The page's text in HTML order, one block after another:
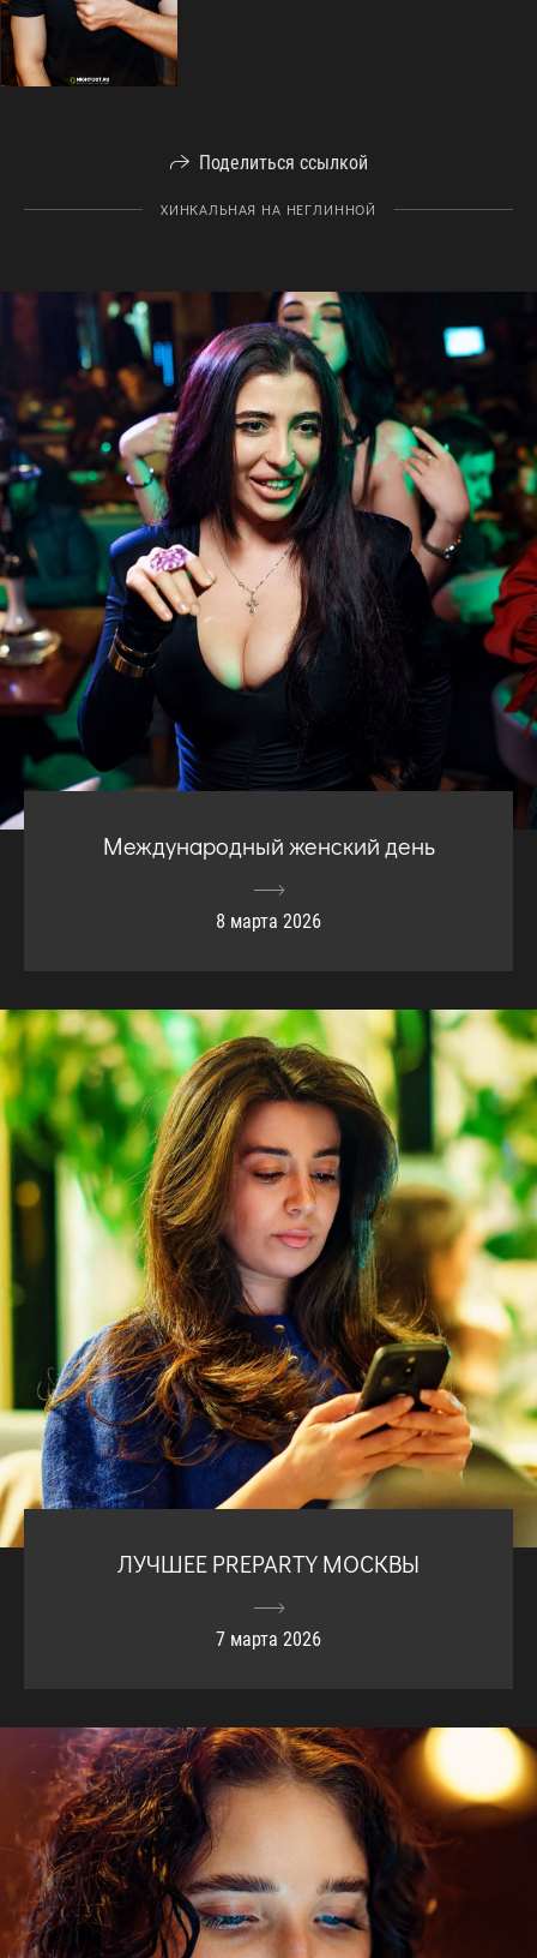
Поделиться ссылкой
ХИНКАЛЬНАЯ НА НЕГЛИННОЙ
Международный женский день
8 марта 2026
ЛУЧШЕЕ PREPARTY МОСКВЫ
7 марта 2026